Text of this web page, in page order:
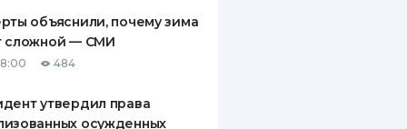
объяснили, почему зима
сложной — СМИ
484
утвердил права
осужденных